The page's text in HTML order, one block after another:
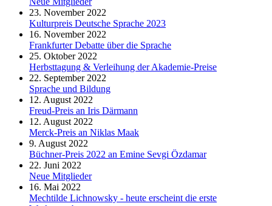
23. November 2022
Kulturpreis Deutsche Sprache 2023
16. November 2022
Frankfurter Debatte über die Sprache
25. Oktober 2022
Herbsttagung & Verleihung der Akademie-Preise
22. September 2022
Sprache und Bildung
12. August 2022
Freud-Preis an Iris Därmann
12. August 2022
Merck-Preis an Niklas Maak
9. August 2022
Büchner-Preis 2022 an Emine Sevgi Özdamar
22. Juni 2022
Neue Mitglieder
16. Mai 2022
Mechtilde Lichnowsky - heute erscheint die erste